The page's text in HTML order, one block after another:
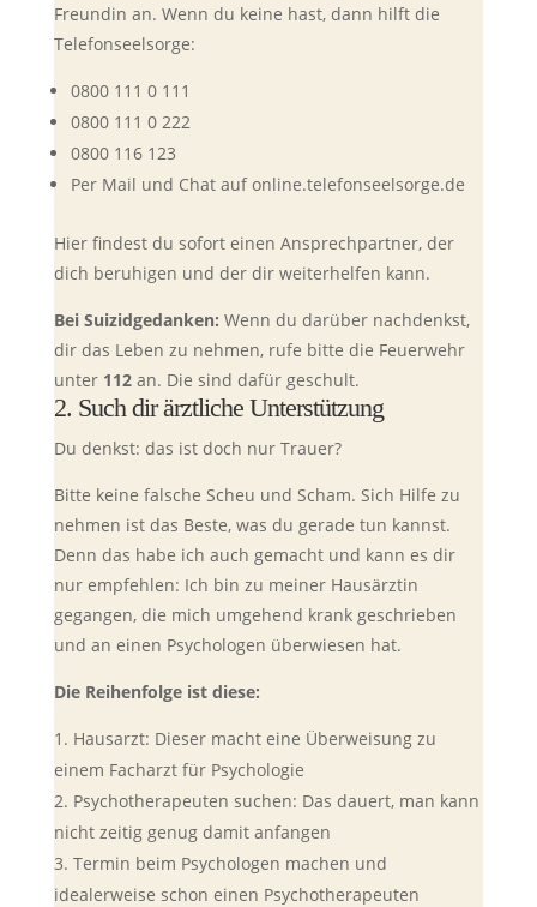
Freundin an. Wenn du keine hast, dann hilft die
Telefonseelsorge:
0800 111 0 111
0800 111 0 222
0800 116 123
Per Mail und Chat auf online.telefonseelsorge.de
Hier findest du sofort einen Ansprechpartner, der
dich beruhigen und der dir weiterhelfen kann.
Bei Suizidgedanken: Wenn du darüber nachdenkst,
dir das Leben zu nehmen, rufe bitte die Feuerwehr
unter 112an. Die sind dafür geschult.
2. Such dir ärztliche Unterstützung
Du denkst: das ist doch nur Trauer?
Bitte keine falsche Scheu und Scham. Sich Hilfe zu
nehmen ist das Beste, was du gerade tun kannst.
Denn das habe ich auch gemacht und kann es dir
nur empfehlen: Ich bin zu meiner Hausärztin
gegangen, die mich umgehend krank geschrieben
und an einen Psychologen überwiesen hat.
Die Reihenfolge ist diese:
Hausarzt: Dieser macht eine Überweisung zu
einem Facharzt für Psychologie
Psychotherapeuten suchen: Das dauert, man kann
nicht zeitig genug damit anfangen
Termin beim Psychologen machen und
idealerweise schon einen Psychotherapeuten